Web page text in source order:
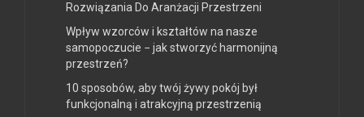
Rozwiązania Do Aranżacji Przestrzeni
Wpływ wzorców i kształtów na nasze
samopoczucie − jak stworzyć harmonijną
przestrzeń?
10 sposobów, aby twój żywy pokój był
funkcjonalną i atrakcyjną przestrzenią